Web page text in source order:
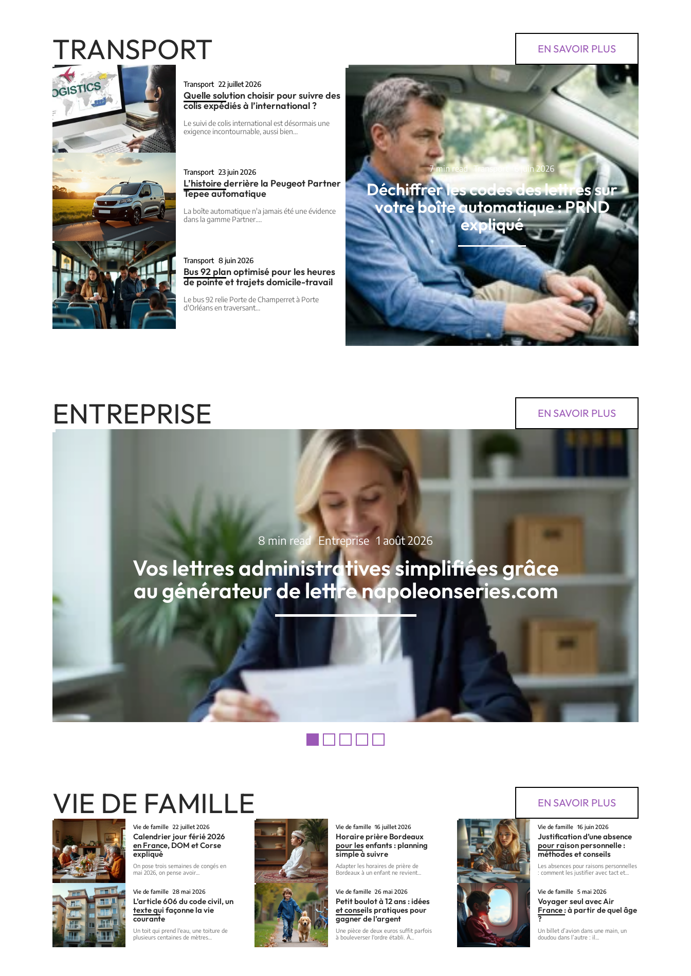
TRANSPORT EN SAVOIR PLUS
Transport 22 juillet 2026
Quelle solution choisir pour suivre des
colis expédiés à l’international ?
Le suivi de colis international est désormais une
exigence incontournable, aussi bien…
Transport 23 juin 2026
L’histoire derrière la Peugeot Partner
Tepee automatique
La boîte automatique n'a jamais été une évidence
dans la gamme Partner.…
Transport 8 juin 2026
Bus 92 plan optimisé pour les heures
de pointe et trajets domicile-travail
Le bus 92 relie Porte de Champerret à Porte
d'Orléans en traversant…
7 min read Transport 6 juin 2026
Déchiffrer les codes des lettres sur
votre boîte automatique : PRND
expliqué
ENTREPRISE EN SAVOIR PLUS
8 min read Entreprise 1 août 2026
Vos lettres administratives simplifiées grâce
au générateur de lettre napoleonseries.com
VIE DE FAMILLE EN SAVOIR PLUS
Vie de famille 22 juillet 2026
Calendrier jour férié 2026
en France, DOM et Corse
expliqué
On pose trois semaines de congés en
mai 2026, on pense avoir
Vie de famille 16 juillet 2026
Horaire prière Bordeaux
pour les enfants : planning
simple à suivre
Adapter les horaires de prière de
Bordeaux à un enfant ne revient…
Vie de famille 16 juin 2026
Justification d’une absence
pour raison personnelle :
méthodes et conseils
Les absences pour raisons personnelles
: comment les justifier avec tact et
Vie de famille 28 mai 2026
L’article 606 du code civil, un
texte qui façonne la vie
courante
Un toit qui prend l'eau, une toiture de
plusieurs centaines de mètres
Vie de famille 26 mai 2026
Petit boulot à 12 ans : idées
et conseils pratiques pour
gagner de l’argent
Une pièce de deux euros suffit parfois
à bouleverser l'ordre établi. À…
Vie de famille 5 mai 2026
Voyager seul avec Air
France : à partir de quel âge
?
Un billet d’avion dans une main, un
doudou dans l’autre : il